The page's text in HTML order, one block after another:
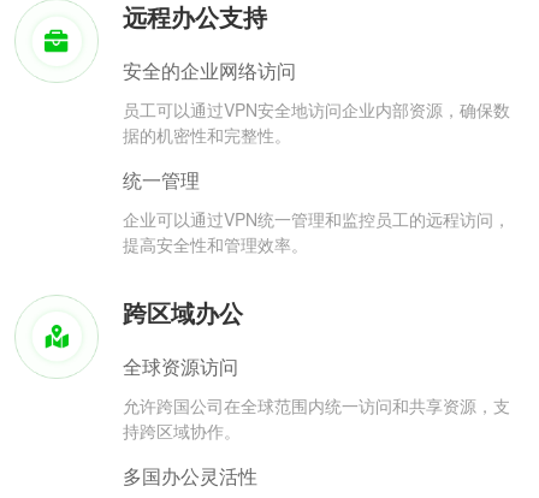
远程办公支持
安全的企业网络访问
员工可以通过VPN安全地访问企业内部资源，确保数
据的机密性和完整性。
统一管理
企业可以通过VPN统一管理和监控员工的远程访问，
提高安全性和管理效率。
跨区域办公
全球资源访问
允许跨国公司在全球范围内统一访问和共享资源，支
持跨区域协作。
多国办公灵活性